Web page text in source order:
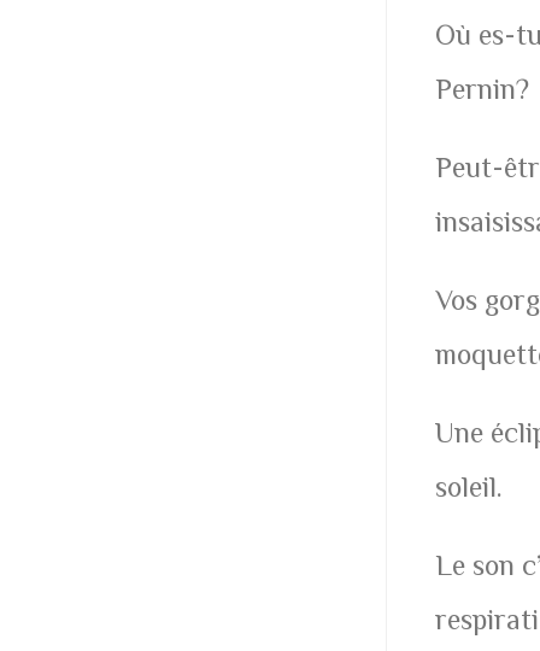
Où es-
Pernin?
Peut-
Vos
Une
soleil.
Le son